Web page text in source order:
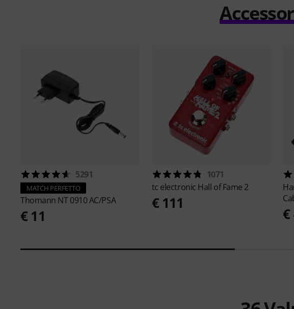
5291
MATCH PERFETTO
Thomann NT 0910 AC/PSA
€ 11
1071
tc electronic Hall of Fame 2
€ 111
€